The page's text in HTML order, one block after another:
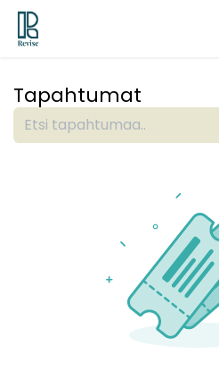
Siirry sisältöön
Tapahtumat